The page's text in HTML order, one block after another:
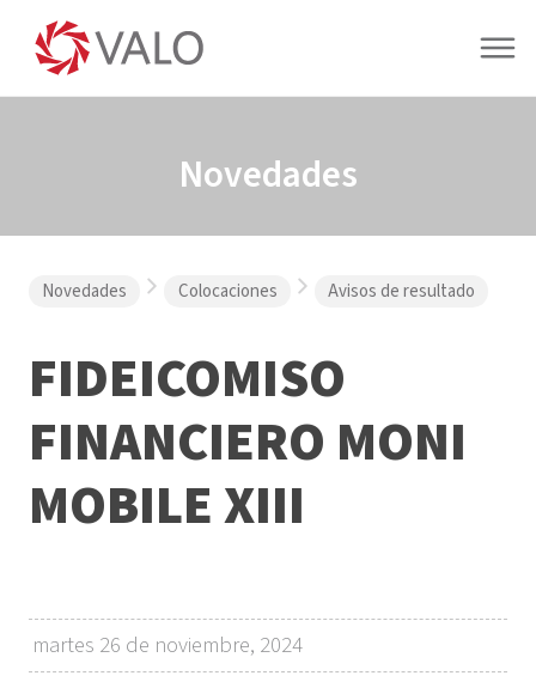
Novedades
Novedades Colocaciones Avisos de resultado
FIDEICOMISO
FINANCIERO MONI
MOBILE XIII
martes 26 de noviembre, 2024